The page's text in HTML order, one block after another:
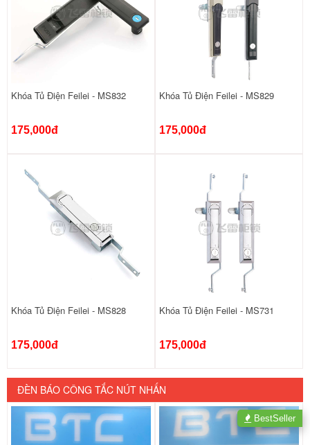
Khóa Tủ Điện Feilei - MS832
175,000đ
Khóa Tủ Điện Feilei - MS829
175,000đ
Khóa Tủ Điện Feilei - MS828
175,000đ
Khóa Tủ Điện Feilei - MS731
175,000đ
ĐÈN BÁO CÔNG TẮC NÚT NHẤN
BestSeller